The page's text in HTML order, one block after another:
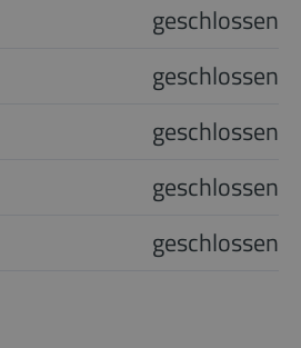
geschlossen
geschlossen
geschlossen
geschlossen
geschlossen